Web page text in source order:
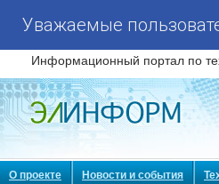
Уважаемые
Информационный портал по
О проекте Новости и события